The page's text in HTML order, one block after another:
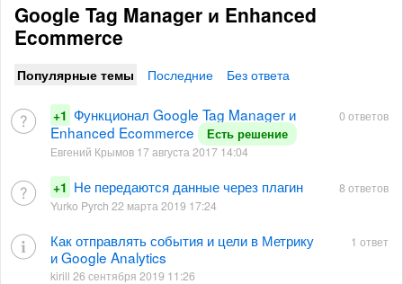
Google Tag Manager и Enhanced
Ecommerce
Популярные темы Последние Без ответа
+1 Функционал Google Tag Manager и
Enhanced Ecommerce
Есть решение
Евгений Крымов 17 августа 2017 14:04
0 ответов
+1 Не передаются данные через плагин
Yurko Pyrch 22 марта 2019 17:24
8 ответов
Как отправлять события и цели в Метрику
и Google Analytics
kirill 26 сентября 2019 11:26
1 ответ